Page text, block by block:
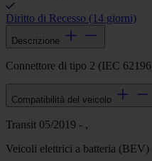
Diritto di Recesso (14 giorni)
Descrizione
Connettore di tipo 2 (IEC
Compatibilità del veicolo
Transit 05/2019 - ,
Veicoli elettrici a batteria (BEV)